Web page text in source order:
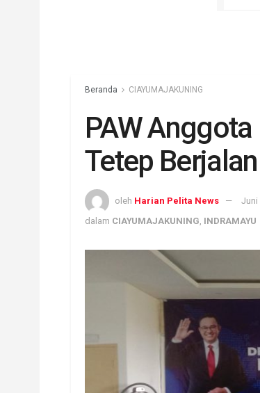
Beranda CIAYUMAJAKUNING
PAW
Tetep Berjalan
oleh Harian Pelita News
Juni
dalam CIAYUMAJAKUNING, INDRAMAYU